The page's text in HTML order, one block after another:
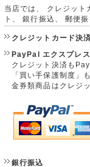
当店では、 クレジッ
ト、 銀行振込、 郵便
クレジットカード決済
PayPal エクスプレ
クレジット決済も
「買い手保護制度」
金券類商品はクレジ
銀行振込